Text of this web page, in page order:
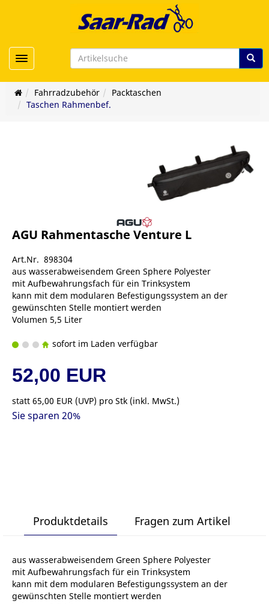
Toggle navigation
Fahrradzubehör
Packtaschen
Taschen Rahmenbef.
AGU Rahmentasche Venture L
Art.Nr. 898304
aus wasserabweisendem Green Sphere Polyester
mit Aufbewahrungsfach für ein Trinksystem
kann mit dem modularen Befestigungssystem an der
gewünschten Stelle montiert werden
Volumen 5,5 Liter
sofort im Laden verfügbar
52,00 EUR
statt 65,00 EUR (UVP) pro Stk (inkl. MwSt.)
Sie sparen 20%
Produktdetails Fragen zum Artikel
aus wasserabweisendem Green Sphere Polyester
mit Aufbewahrungsfach für ein Trinksystem
kann mit dem modularen Befestigungssystem an der
gewünschten Stelle montiert werden